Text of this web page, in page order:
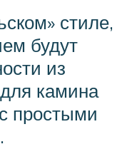
стиле,
будут
из
камина
простыми